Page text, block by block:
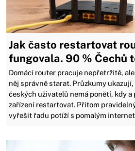
Jak často restartovat
fungovala. 90 % Čechů
Domácí router pracuje nepřetržitě,
něj správně starat. Průzkumy
českých uživatelů nemá ponětí, kdy a
zařízení restartovat. Přitom
vyřešit řadu potíží s pomalým